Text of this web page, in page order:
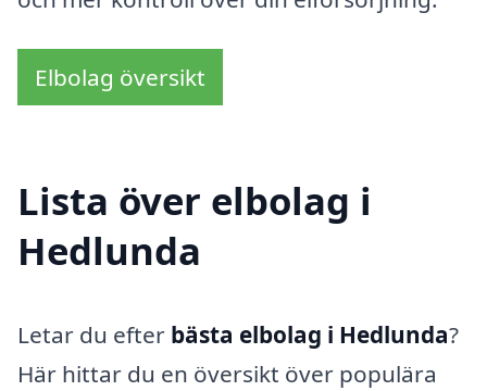
Elbolag översikt
Lista över elbolag i
Hedlunda
Letar du efter bästa elbolag i Hedlunda?
Här hittar du en översikt över populära